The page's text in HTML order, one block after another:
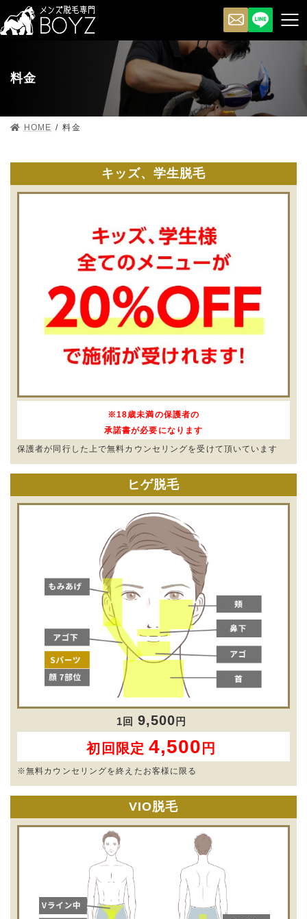
料金
HOME 料金
キッズ、学生脱毛
※18歳未満の保護者の
承諾書が必要になります
保護者が同行した上で無料カウンセリングを受けて頂いています
ヒゲ脱毛
1回 9,500 円
初回限定 4,500 円
※無料カウンセリングを終えたお客様に限る
VIO脱毛